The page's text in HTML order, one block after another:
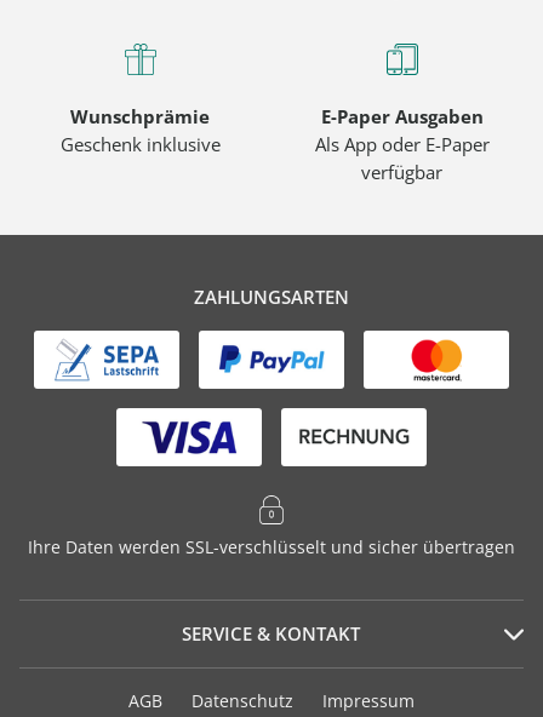
Wunschprämie
Geschenk inklusive
E-Paper Ausgaben
Als App oder E-Paper
verfügbar
ZAHLUNGSARTEN
Ihre Daten werden SSL-verschlüsselt und sicher übertragen
SERVICE & KONTAKT
Serviceportal
AGB Datenschutz Impressum